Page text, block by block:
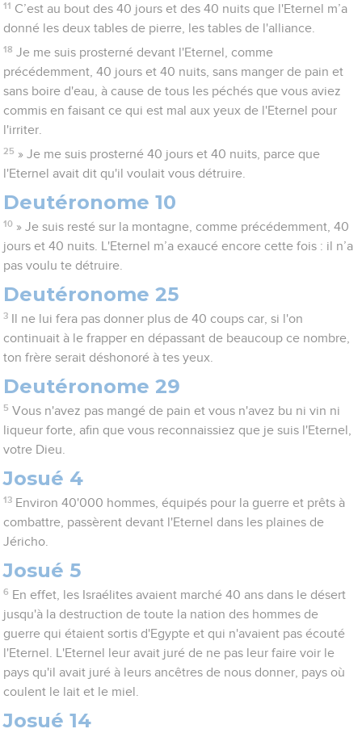
11 C’est au bout des 40 jours et des 40 nuits que l'Eternel m’a
donné les deux tables de pierre, les tables de l'alliance.
18 Je me suis prosterné devant l'Eternel, comme
précédemment, 40 jours et 40 nuits, sans manger de pain et
sans boire d'eau, à cause de tous les péchés que vous aviez
commis en faisant ce qui est mal aux yeux de l'Eternel pour
l'irriter.
25 » Je me suis prosterné 40 jours et 40 nuits, parce que
l'Eternel avait dit qu'il voulait vous détruire.
Deutéronome 10
10 » Je suis resté sur la montagne, comme précédemment, 40
jours et 40 nuits. L'Eternel m’a exaucé encore cette fois : il n’a
pas voulu te détruire.
Deutéronome 25
3
Il ne lui fera pas donner plus de 40 coups car, si l'on
continuait à le frapper en dépassant de beaucoup ce nombre,
ton frère serait déshonoré à tes yeux.
Deutéronome 29
5 Vous n'avez pas mangé de pain et vous n'avez bu ni vin ni
liqueur forte, afin que vous reconnaissiez que je suis l'Eternel,
votre Dieu.
Josué 4
13 Environ 40'000 hommes, équipés pour la guerre et prêts à
combattre, passèrent devant l'Eternel dans les plaines de
Jéricho.
Josué 5
6 En effet, les Israélites avaient marché 40 ans dans le désert
jusqu'à la destruction de toute la nation des hommes de
guerre qui étaient sortis d'Egypte et qui n'avaient pas écouté
l'Eternel. L'Eternel leur avait juré de ne pas leur faire voir le
pays qu'il avait juré à leurs ancêtres de nous donner, pays où
coulent le lait et le miel.
Josué 14